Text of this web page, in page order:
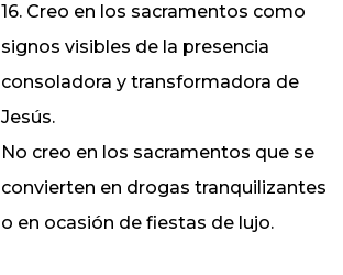
16. Creo en los sacramentos como
signos visibles de la presencia
consoladora y transformadora de
Jesús.
No creo en los sacramentos que se
convierten en drogas tranquilizantes
o en ocasión de fiestas de lujo.